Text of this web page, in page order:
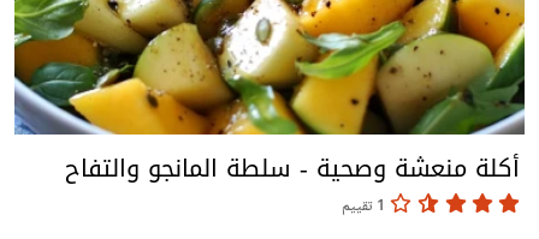
أكلة منعشة وصحية - سلطة المانجو والتفاح
1 تقييم